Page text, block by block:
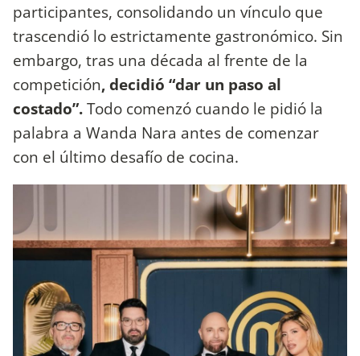
participantes, consolidando un vínculo que
trascendió lo estrictamente gastronómico. Sin
embargo, tras una década al frente de la
competición, decidió “dar un paso al
costado”.Todo comenzó cuando le pidió la
palabra a Wanda Nara antes de comenzar
con el último desafío de cocina.